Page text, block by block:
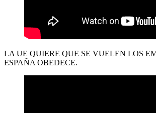
LA UE QUIERE QUE SE VUELEN LOS
ESPAÑA OBEDECE.